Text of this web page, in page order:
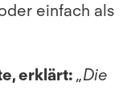
einfach als
erklärt: „Die